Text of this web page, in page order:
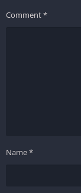
Comment*
Name*